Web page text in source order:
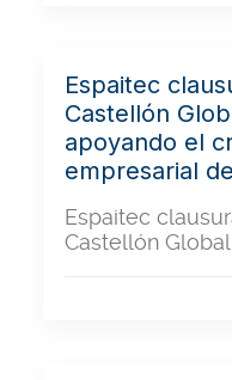
Espaitec
Castellón
apoyando el
empresarial
Espaitec
Castellón